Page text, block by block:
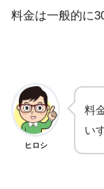
料金は一般的に
ヒロシ
料
い